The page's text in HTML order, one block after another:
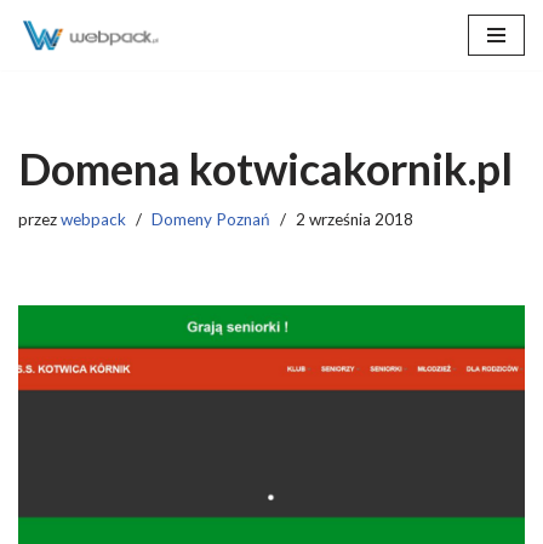
Domena kotwicakornik.pl
przezwebpack Domeny Poznań 2 września 2018